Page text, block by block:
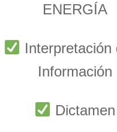
ENERGÍA
Interpretación
Información
Dictamen